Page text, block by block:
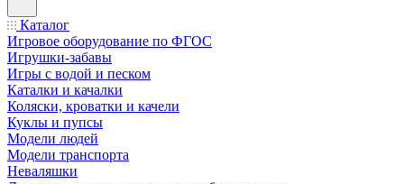
Каталог
Игровое оборудование по ФГОС
Игрушки-забавы
Игры с водой и песком
Каталки и качалки
Коляски, кроватки и качели
Куклы и пупсы
Модели людей
Модели транспорта
Неваляшки